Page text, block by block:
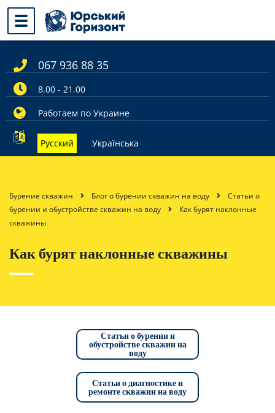
067 936 88 35
8.00 - 21.00
Работаем по Украине
Русский Українська
Бурение скважин Блог о бурении скважин на воду
Статьи о
бурении и обустройстве скважин на воду
Как бурят наклонные
скважины
Как бурят наклонные скважины
Статьи о бурении и
обустройстве скважин на
воду
Статьи о диагностике и
ремонте скважин на воду